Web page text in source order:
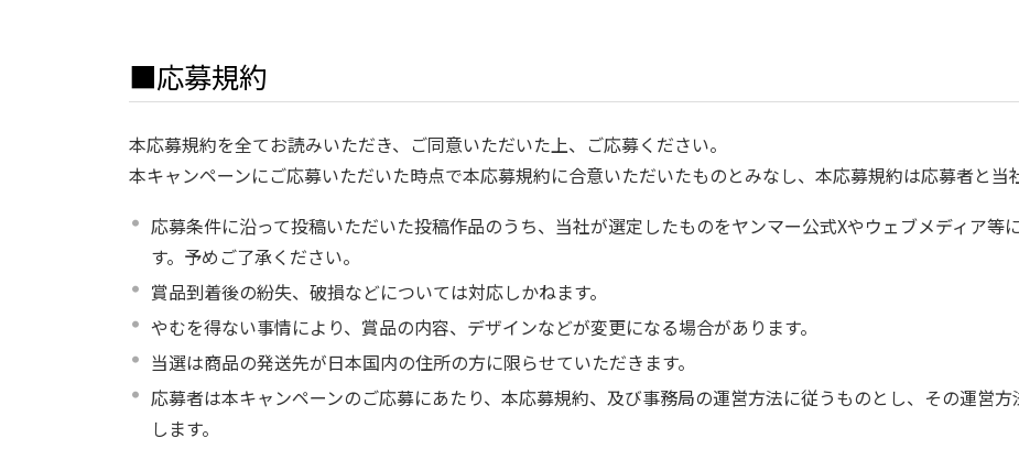
■応募規約
本応募規約を全てお読みいただき、ご同意いただいた上、ご応募ください。
本キャンペーンにご応募いただいた時点で本応募規約に合意いただいたものとみなし、本応募規約は応募者と当
応募条件に沿って投稿いただいた投稿作品のうち、当社が選定したものをヤンマー公式Xやウェブメディア等
す。予めご了承ください。
賞品到着後の紛失、破損などについては対応しかねます。
やむを得ない事情により、賞品の内容、デザインなどが変更になる場合があります。
当選は商品の発送先が日本国内の住所の方に限らせていただきます。
応募者は本キャンペーンのご応募にあたり、本応募規約、及び事務局の運営方法に従うものとし、その運営
します。